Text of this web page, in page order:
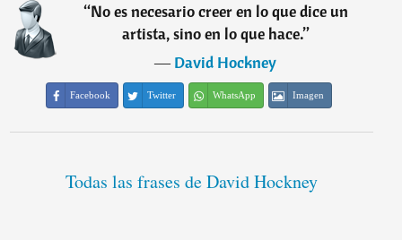
“No es necesario creer en lo que dice un
artista, sino en lo que hace.”
―David Hockney
Facebook Twitter WhatsApp Imagen
Todas las frases de David Hockney